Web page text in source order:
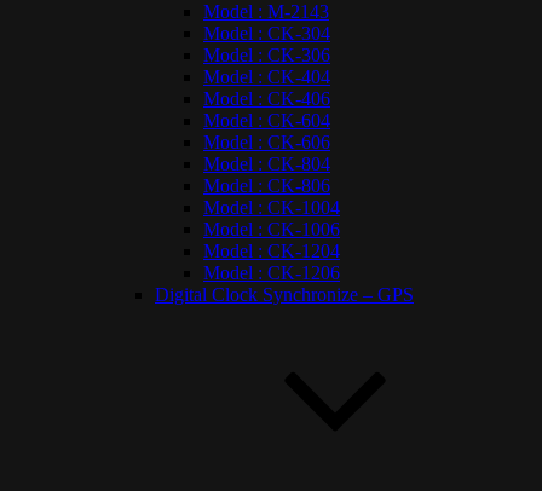
Model : M-2143
Model : CK-304
Model : CK-306
Model : CK-404
Model : CK-406
Model : CK-604
Model : CK-606
Model : CK-804
Model : CK-806
Model : CK-1004
Model : CK-1006
Model : CK-1204
Model : CK-1206
Digital Clock Synchronize – GPS